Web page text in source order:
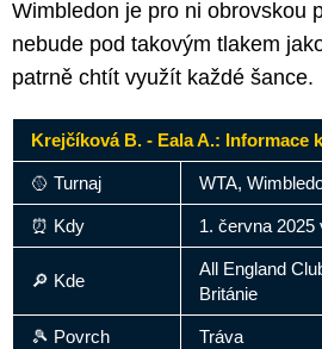
Wimbledon je pro ni obrovskou
nebude pod takovým tlakem
patrně chtít využít každé šance.
Krejčíková B. - Eala A.: Informace
🥎 Turnaj WTA,
⏰ Kdy 1. června 2025
🔎 Kde
All England
Británie
🎾 Povrch Tráva